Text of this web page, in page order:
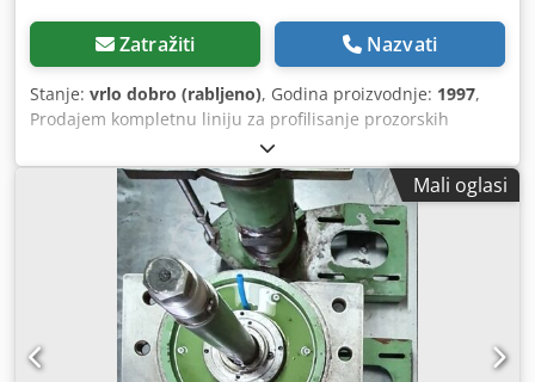
Zatražiti Nazvati
Stanje: vrlo dobro (rabljeno), Godina proizvodnje: 1997,
Prodajem kompletnu liniju za profilisanje prozorskih
konstrukcija: 1 komad 5-vretena četverostrana blanjalica s
pilom Weinig Unimat 23EL - bez HESS brusilica - ostale
zamjenske mašine po dogovoru 2 komada Weinig Unitec 10
stroj za rezanje klinova i utora. Chjdpfx Aiofzzidscoa 2 kom.
Profil Umfälzautomat Zentrum Weinig Univar 10. 1 kom
CNC stroj za tiplanje KOCH WinDoor - Set kompletnih
Weinig automatiziranih dodavača i transportera. Godina
izgradnje 1997. Glave za glodanje OERTLI. Dostupno
odmah. Odmah rastavljen sa originalnim paletama. Stanje:
vrlo dobro!
Mali oglasi